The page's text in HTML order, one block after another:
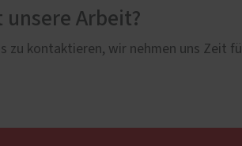
unsere Arbeit?
zu kontaktieren, wir nehmen uns Zeit